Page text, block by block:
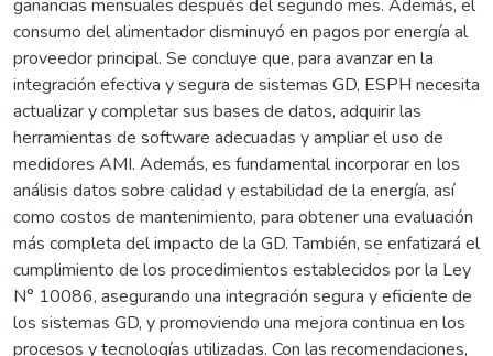
ganancias mensuales después del segundo mes. Además, el
consumo del alimentador disminuyó en pagos por energía al
proveedor principal. Se concluye que, para avanzar en la
integración efectiva y segura de sistemas GD, ESPH necesita
actualizar y completar sus bases de datos, adquirir las
herramientas de software adecuadas y ampliar el uso de
medidores AMI. Además, es fundamental incorporar en los
análisis datos sobre calidad y estabilidad de la energía, así
como costos de mantenimiento, para obtener una evaluación
más completa del impacto de la GD. También, se enfatizará el
cumplimiento de los procedimientos establecidos por la Ley
N° 10086, asegurando una integración segura y eficiente de
los sistemas GD, y promoviendo una mejora continua en los
procesos y tecnologías utilizadas. Con las recomendaciones,